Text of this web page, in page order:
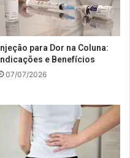
Injeção para Dor na Coluna:
Indicações e Benefícios
07/07/2026